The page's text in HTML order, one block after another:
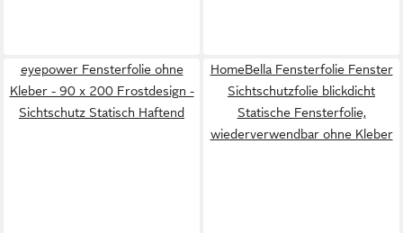
eyepower Fensterfolie ohne
Kleber - 90 x 200 Frostdesign -
Sichtschutz Statisch Haftend
HomeBella Fensterfolie Fenster
Sichtschutzfolie blickdicht
Statische Fensterfolie,
wiederverwendbar ohne Kleber